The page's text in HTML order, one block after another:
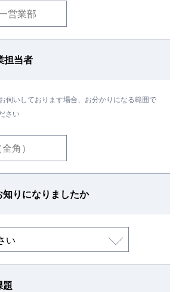
担当者
伺いしております場合、お分かりになる範囲で
さい
りになりましたか
題